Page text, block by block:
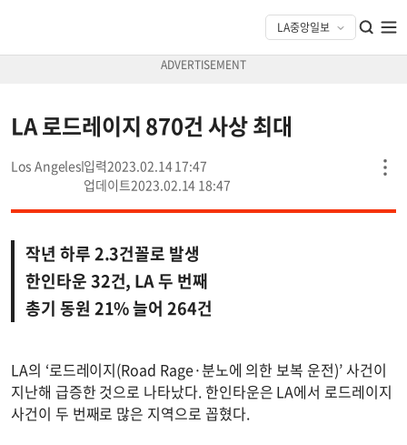
LA 로드레이지 870건 사상 최대
Los Angeles
2023.02.14 17:47
2023.02.14 18:47
작년 하루 2.3건꼴로 발생
한인타운 32건, LA 두 번째
총기 동원 21% 늘어 264건
LA의 ‘로드레이지(Road Rage·분노에 의한 보복 운전)’ 사건이
지난해 급증한 것으로 나타났다. 한인타운은 LA에서 로드레이지
사건이 두 번째로 많은 지역으로 꼽혔다.